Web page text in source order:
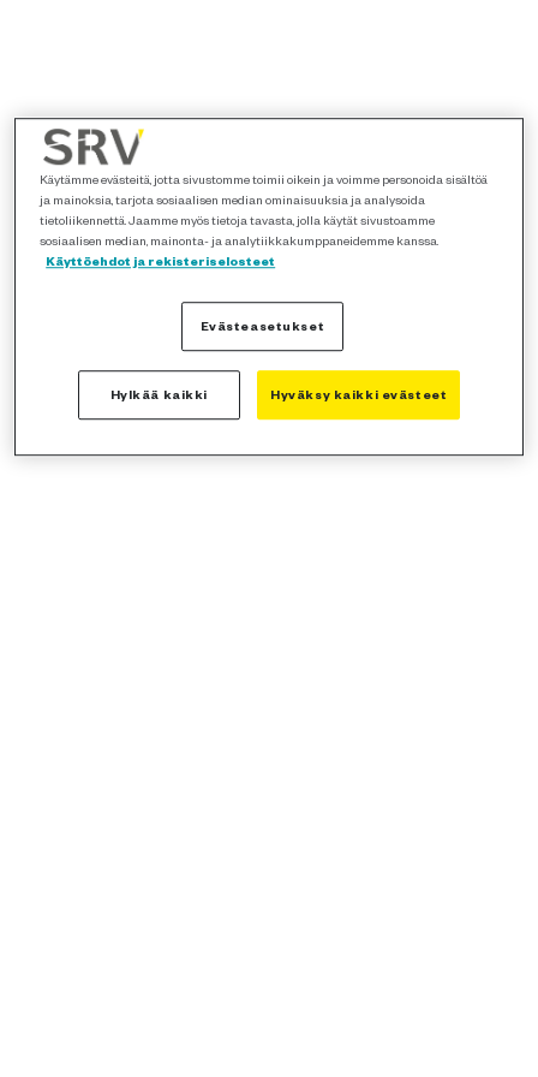
Käytämme evästeitä, jotta sivustomme toimii oikein ja voimme personoida sisältöä
ja mainoksia, tarjota sosiaalisen median ominaisuuksia ja analysoida
tietoliikennettä. Jaamme myös tietoja tavasta, jolla käytät sivustoamme
sosiaalisen median, mainonta- ja analytiikkakumppaneidemme kanssa.
Käyttöehdot ja rekisteriselosteet
Evästeasetukset
Hylkää kaikki Hyväksy kaikki evästeet